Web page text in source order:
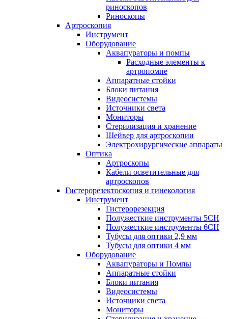
риноскопов
Риноскопы
Артроскопия
Инструмент
Оборудование
Аквапураторы и помпы
Расходные элементы к
артропомпе
Аппаратные стойки
Блоки питания
Видеосистемы
Источники света
Мониторы
Стерилизация и хранение
Шейвер для артроскопии
Электрохирургические аппараты
Оптика
Артроскопы
Кабели осветительные для
артроскопов
Гистерорезектоскопия и гинекология
Инструмент
Гистерорезекция
Полужесткие инструменты 5CH
Полужесткие инструменты 6CH
Тубусы для оптики 2,9 мм
Тубусы для оптики 4 мм
Оборудование
Аквапураторы и Помпы
Аппаратные стойки
Блоки питания
Видеосистемы
Источники света
Мониторы